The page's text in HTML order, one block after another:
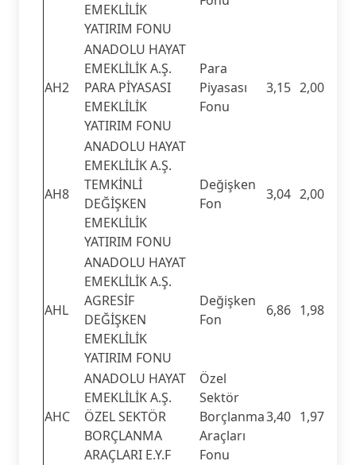
EMEKLİLİK
YATIRIM FONU
AH2
ANADOLU HAYAT
EMEKLİLİK A.Ş.
PARA PİYASASI
EMEKLİLİK
YATIRIM FONU
Para
Piyasası
Fonu
3,15 2,00
AH8
ANADOLU HAYAT
EMEKLİLİK A.Ş.
TEMKİNLİ
DEĞİŞKEN
EMEKLİLİK
YATIRIM FONU
Değişken
Fon
3,04 2,00
AHL
ANADOLU HAYAT
EMEKLİLİK A.Ş.
AGRESİF
DEĞİŞKEN
EMEKLİLİK
YATIRIM FONU
Değişken
Fon
6,86 1,98
AHC
ANADOLU HAYAT
EMEKLİLİK A.Ş.
ÖZEL SEKTÖR
BORÇLANMA
ARAÇLARI E.Y.F
Özel
Sektör
Borçlanma
Araçları
Fonu
3,40 1,97